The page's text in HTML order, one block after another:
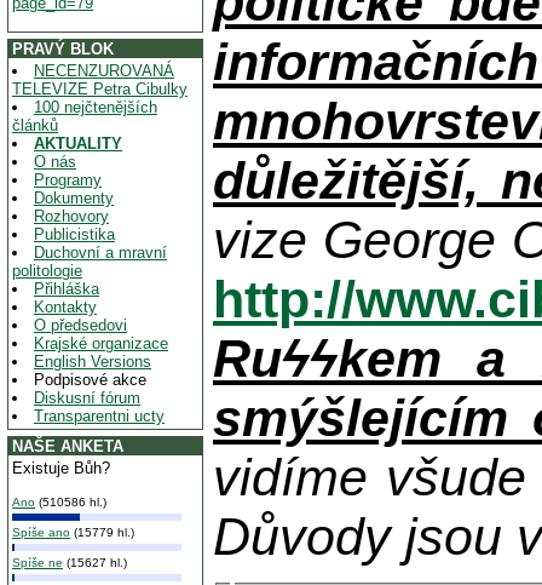
PRAVÝ BLOK
NECENZUROVANÁ
TELEVIZE Petra Cibulky
100 nejčtenějších
článků
AKTUALITY
O nás
Programy
Dokumenty
Rozhovory
Publicistika
Duchovní a mravní
politologie
Přihláška
Kontakty
O předsedovi
Krajské organizace
English Versions
Podpisové akce
Diskusní fórum
Transparentni ucty
NAŠE ANKETA
Existuje Bůh?
Ano (510586 hl.)
Spíše ano (15779 hl.)
Spíše ne (15627 hl.)
důležitější,
vize George
http://
Ruϟϟkem
smýšlejícím
vidíme
Důvody jsou